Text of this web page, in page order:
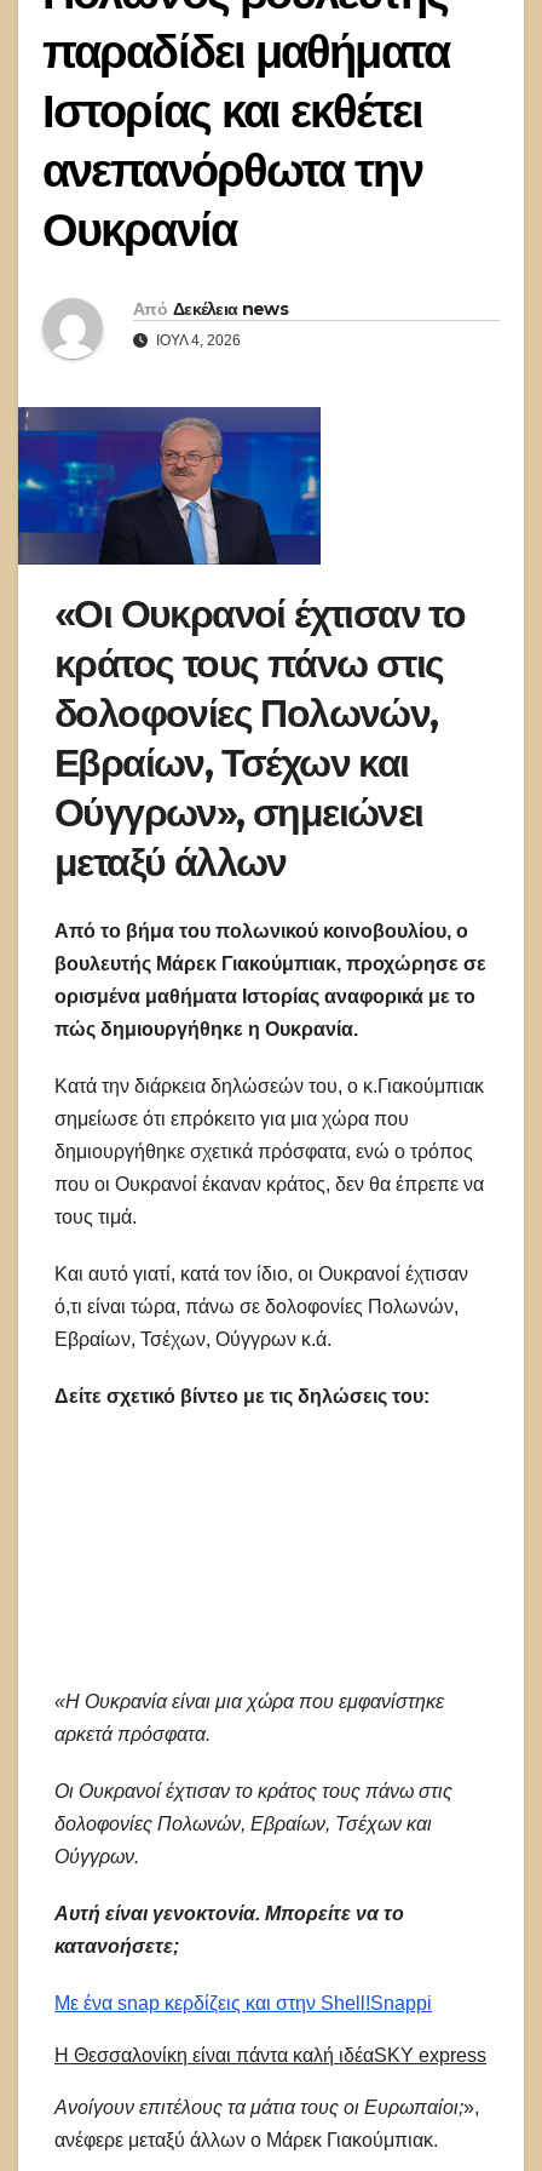
παραδίδει μαθήματα
Ιστορίας και εκθέτει
ανεπανόρθωτα την
Ουκρανία
Από Δεκέλεια news
ΙΟΎΛ 4, 2026
«Οι Ουκρανοί έχτισαν το
κράτος τους πάνω στις
δολοφονίες Πολωνών,
Εβραίων, Τσέχων και
Ούγγρων», σημειώνει
μεταξύ άλλων
Από το βήμα του πολωνικού κοινοβουλίου, ο
βουλευτής Μάρεκ Γιακούμπιακ, προχώρησε σε
ορισμένα μαθήματα Ιστορίας αναφορικά με το
πώς δημιουργήθηκε η Ουκρανία.
Κατά την διάρκεια δηλώσεών του, ο κ.Γιακούμπιακ
σημείωσε ότι επρόκειτο για μια χώρα που
δημιουργήθηκε σχετικά πρόσφατα, ενώ ο τρόπος
που οι Ουκρανοί έκαναν κράτος, δεν θα έπρεπε να
τους τιμά.
Και αυτό γιατί, κατά τον ίδιο, οι Ουκρανοί έχτισαν
ό,τι είναι τώρα, πάνω σε δολοφονίες Πολωνών,
Εβραίων, Τσέχων, Ούγγρων κ.ά.
Δείτε σχετικό βίντεο με τις δηλώσεις του:
«Η Ουκρανία είναι μια χώρα που εμφανίστηκε
αρκετά πρόσφατα.
Οι Ουκρανοί έχτισαν το κράτος τους πάνω στις
δολοφονίες Πολωνών, Εβραίων, Τσέχων και
Ούγγρων.
Αυτή είναι γενοκτονία. Μπορείτε να το
κατανοήσετε;
Με ένα snap κερδίζεις και στην Shell!Snappi
Η Θεσσαλονίκη είναι πάντα καλή ιδέαSKY express
Ανοίγουν επιτέλους τα μάτια τους οι Ευρωπαίοι;»,
ανέφερε μεταξύ άλλων ο Μάρεκ Γιακούμπιακ.